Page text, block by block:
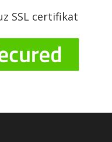
SSL certifikat